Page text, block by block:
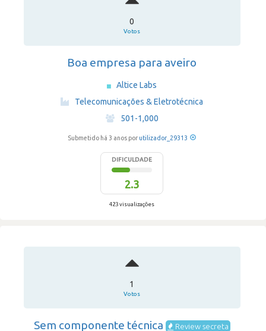
0
Votos
Boa empresa para aveiro
Altice Labs
·
Telecomunicações & Eletrotécnica
·
501-1,000
Submetido há 3 anos por utilizador_29313
DIFICULDADE
2.3
423 visualizações
1
Votos
Sem componente técnica Review secreta